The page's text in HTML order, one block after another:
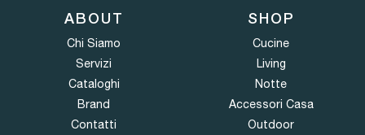
ABOUT
Chi Siamo
Servizi
Cataloghi
Brand
Contatti
SHOP
Cucine
Living
Notte
Accessori Casa
Outdoor